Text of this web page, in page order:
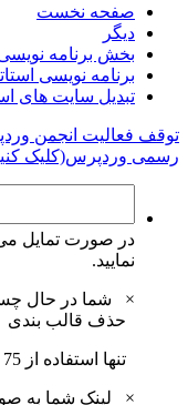
صفحه نخست
دیگر
بخش برنامه
برنامه نویسی
تبدیل سایت های
توقف فعالیت انجمن
رسمی وردپرس(کلیک
در صورت تمایل می
نمایید.
×
شما در حال
حذف قالب بندی
تنها استفاده از 75 اموجی مجاز می باشد.
× لینک شما به